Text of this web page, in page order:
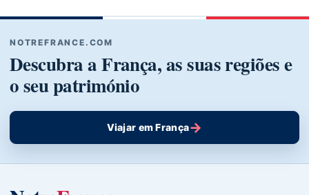
NOTREFRANCE.COM
Descubra a França, as suas regiões e
o seu património
Viajar em França→